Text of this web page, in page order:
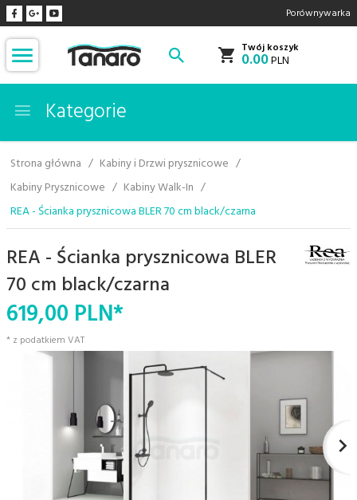
Porównywarka
Twój koszyk
0.00PLN
Kategorie
Strona główna
Kabiny i Drzwi prysznicowe
Kabiny Prysznicowe
Kabiny Walk-In
REA - Ścianka prysznicowa BLER 70 cm black/czarna
REA - Ścianka prysznicowa BLER
70 cm black/czarna
619,00 PLN*
* z podatkiem VAT